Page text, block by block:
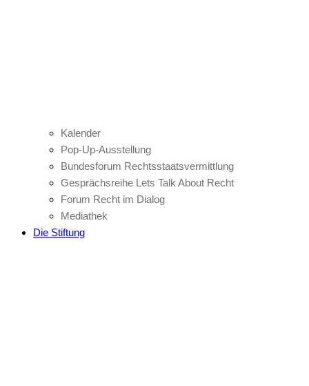
Kalender
Pop-Up-Ausstellung
Bundesforum Rechtsstaatsvermittlung
Gesprächsreihe Lets Talk About Recht
Forum Recht im Dialog
Mediathek
Die Stiftung